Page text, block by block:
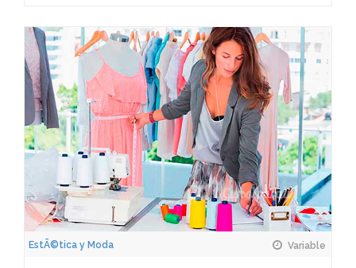
EstÃ©tica y Moda Variable